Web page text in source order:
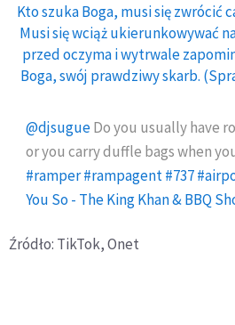
Kto szuka Boga, musi się zwrócić
Musi się wciąż ukierunkowywać
przed oczyma i wytrwale
Boga, swój prawdziwy skarb.
@djsugueDo you usually have
or you carry duffle bags when
#ramper#rampagent#737
You So - The King Khan & BBQ
Źródło: TikTok, Onet